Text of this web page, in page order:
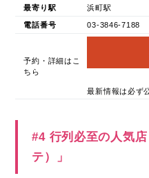
最寄り駅 浜町駅
電話番号 03-3846-7188
予約・詳細はこ
ちら
最新情報は必ず
#4 行列必至の人気
テ）」